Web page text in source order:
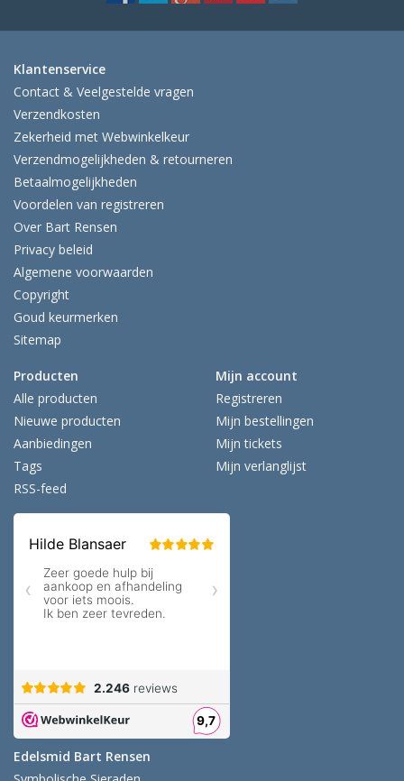
Klantenservice
Contact & Veelgestelde vragen
Verzendkosten
Zekerheid met Webwinkelkeur
Verzendmogelijkheden & retourneren
Betaalmogelijkheden
Voordelen van registreren
Over Bart Rensen
Privacy beleid
Algemene voorwaarden
Copyright
Goud keurmerken
Sitemap
Producten
Alle producten
Nieuwe producten
Aanbiedingen
Tags
RSS-feed
Mijn account
Registreren
Mijn bestellingen
Mijn tickets
Mijn verlanglijst
Edelsmid Bart Rensen